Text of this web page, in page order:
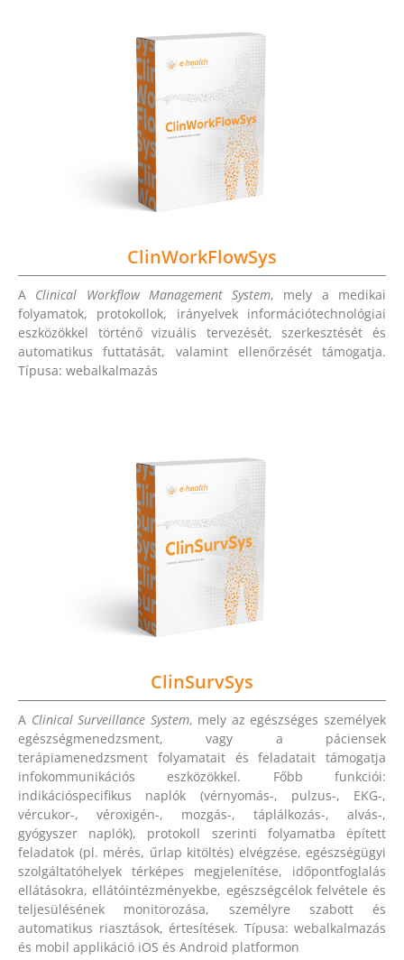
ClinWorkFlowSys
A Clinical Workflow Management System, mely a medikai
folyamatok, protokollok, irányelvek információtechnológiai
eszközökkel történő vizuális tervezését, szerkesztését és
automatikus futtatását, valamint ellenőrzését támogatja.
Típusa: webalkalmazás
ClinSurvSys
A Clinical Surveillance System, mely az egészséges személyek
egészségmenedzsment, vagy a páciensek
terápiamenedzsment folyamatait és feladatait támogatja
infokommunikációs eszközökkel. Főbb funkciói:
indikációspecifikus naplók (vérnyomás-, pulzus-, EKG-,
vércukor-, véroxigén-, mozgás-, táplálkozás-, alvás-,
gyógyszer naplók), protokoll szerinti folyamatba épített
feladatok (pl. mérés, űrlap kitöltés) elvégzése, egészségügyi
szolgáltatóhelyek térképes megjelenítése, időpontfoglalás
ellátásokra, ellátóintézményekbe, egészségcélok felvétele és
teljesülésének monitorozása, személyre szabott és
automatikus riasztások, értesítések. Típusa: webalkalmazás
és mobil applikáció iOS és Android platformon